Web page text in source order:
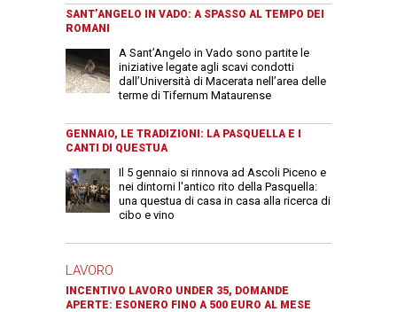
SANT’ANGELO IN VADO: A SPASSO AL TEMPO DEI
ROMANI
A Sant’Angelo in Vado sono partite le
iniziative legate agli scavi condotti
dall’Università di Macerata nell’area delle
terme di Tifernum Mataurense
GENNAIO, LE TRADIZIONI: LA PASQUELLA E I
CANTI DI QUESTUA
Il 5 gennaio si rinnova ad Ascoli Piceno e
nei dintorni l'antico rito della Pasquella:
una questua di casa in casa alla ricerca di
cibo e vino
LAVORO
INCENTIVO LAVORO UNDER 35, DOMANDE
APERTE: ESONERO FINO A 500 EURO AL MESE